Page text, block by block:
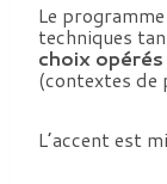
Le
techniques
choix opérés
(contextes
L’accent est